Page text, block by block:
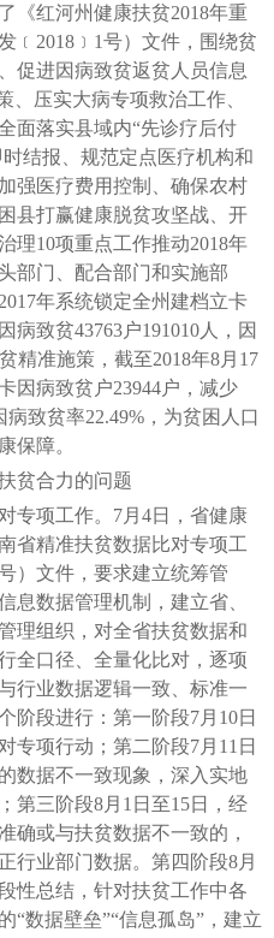
《红河州健康扶贫2018年重
﹝2018﹞1号）文件，围绕贫
促进因病致贫返贫人员信息
、压实大病专项救治工作、
面落实县域内“先诊疗后付
结报、规范定点医疗机构和
强医疗费用控制、确保农村
县打赢健康脱贫攻坚战、开
理10项重点工作推动2018年
部门、配合部门和实施部
年系统锁定全州建档立卡
病致贫43763户191010人，因
精准施策，截至2018年8月17
因病致贫户23944户，减少
病致贫率22.49%，为贫困人口
保障。
贫合力的问题
项工作。7月4日，省健康
省精准扶贫数据比对专项工
）文件，要求建立统筹管
息数据管理机制，建立省、
理组织，对全省扶贫数据和
全口径、全量化比对，逐项
行业数据逻辑一致、标准一
阶段进行：第一阶段7月10日
专项行动；第二阶段7月11日
数据不一致现象，深入实地
第三阶段8月1日至15日，经
确或与扶贫数据不一致的，
行业部门数据。第四阶段8月
性总结，针对扶贫工作中各
“数据壁垒”“信息孤岛”，建立